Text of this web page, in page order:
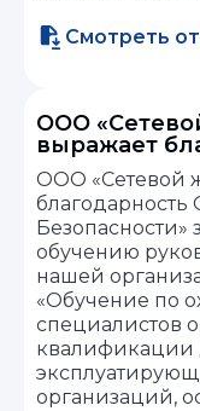
Смотреть
ООО
выражает
ООО «Сетевой
Безопасности»
обучению
нашей
«Обучение по
специалистов
квалификации
организаций,